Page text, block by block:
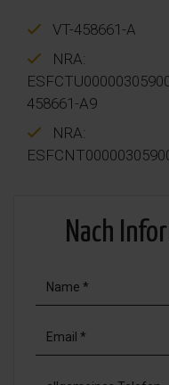
VT-458661-A
NRA:
458661-A9
NRA:
Nach